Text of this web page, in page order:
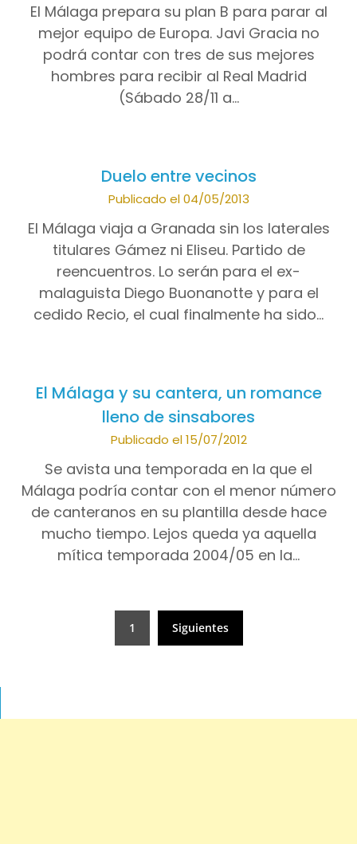
El Málaga prepara su plan B para parar al
mejor equipo de Europa. Javi Gracia no
podrá contar con tres de sus mejores
hombres para recibir al Real Madrid
(Sábado 28/11 a…
Duelo entre vecinos
Publicado el 04/05/2013
El Málaga viaja a Granada sin los laterales
titulares Gámez ni Eliseu. Partido de
reencuentros. Lo serán para el ex-
malaguista Diego Buonanotte y para el
cedido Recio, el cual finalmente ha sido…
El Málaga y su cantera, un romance
lleno de sinsabores
Publicado el 15/07/2012
Se avista una temporada en la que el
Málaga podría contar con el menor número
de canteranos en su plantilla desde hace
mucho tiempo. Lejos queda ya aquella
mítica temporada 2004/05 en la…
1 Siguientes